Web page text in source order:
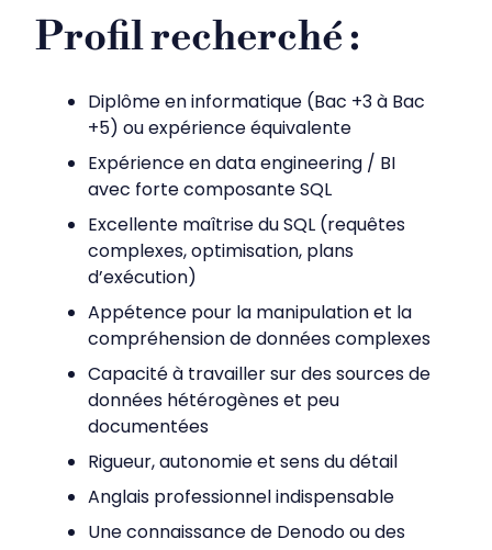
Profil recherché :
Diplôme en informatique (Bac +3 à Bac
+5) ou expérience équivalente
Expérience en data engineering / BI
avec forte composante SQL
Excellente maîtrise du SQL (requêtes
complexes, optimisation, plans
d’exécution)
Appétence pour la manipulation et la
compréhension de données complexes
Capacité à travailler sur des sources de
données hétérogènes et peu
documentées
Rigueur, autonomie et sens du détail
Anglais professionnel indispensable
Une connaissance de Denodo ou des